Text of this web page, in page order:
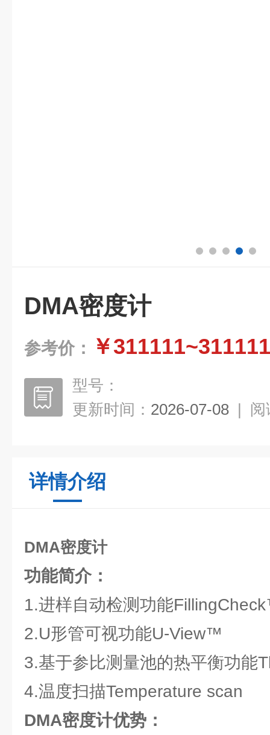
DMA密度计
参考价： ￥311111~311111
型号：
更新时间： 2026-07-08 | 阅
详情介绍
DMA密度计
功能简介：
1.进样自动检测功能
2.U形管可视功能U-View™
3.基于参比测量池的热平衡功
4.温度扫描Temperature scan
DMA密度计优势：